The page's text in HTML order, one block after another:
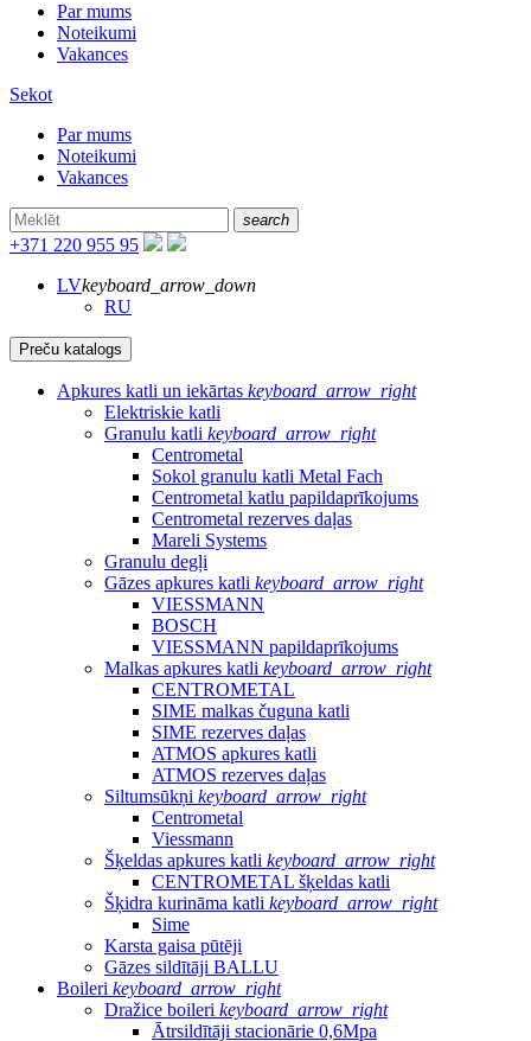
Par mums
Noteikumi
Vakances
Sekot
Par mums
Noteikumi
Vakances
search
+371 220 955 95
LVkeyboard_arrow_down
RU
Preču katalogs
Apkures katli un iekārtas keyboard_arrow_right
Elektriskie katli
Granulu katli keyboard_arrow_right
Centrometal
Sokol granulu katli Metal Fach
Centrometal katlu papildaprīkojums
Centrometal rezerves daļas
Mareli Systems
Granulu degļi
Gāzes apkures katli keyboard_arrow_right
VIESSMANN
BOSCH
VIESSMANN papildaprīkojums
Malkas apkures katli keyboard_arrow_right
CENTROMETAL
SIME malkas čuguna katli
SIME rezerves daļas
ATMOS apkures katli
ATMOS rezerves daļas
Siltumsūkņi keyboard_arrow_right
Centrometal
Viessmann
Šķeldas apkures katli keyboard_arrow_right
CENTROMETAL šķeldas katli
Šķidra kurināma katli keyboard_arrow_right
Sime
Karsta gaisa pūtēji
Gāzes sildītāji BALLU
Boileri keyboard_arrow_right
Dražice boileri keyboard_arrow_right
Ātrsildītāji stacionārie 0,6Mpa